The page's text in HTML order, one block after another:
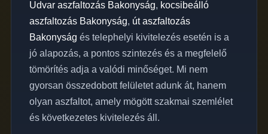
Udvar aszfaltozás Bakonyság, kocsibeálló
aszfaltozás Bakonyság, út aszfaltozás
Bakonyság és telephelyi kivitelezés esetén is a
jó alapozás, a pontos szintezés és a megfelelő
tömörítés adja a valódi minőséget. Mi nem
gyorsan összedobott felületet adunk át, hanem
olyan aszfaltot, amely mögött szakmai szemlélet
és következetes kivitelezés áll.